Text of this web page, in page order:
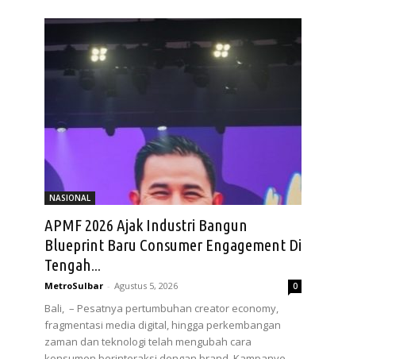
NASIONAL
APMF 2026 Ajak Industri Bangun
Blueprint Baru Consumer Engagement Di
Tengah...
MetroSulbar - Agustus 5, 2026 0
Bali, – Pesatnya pertumbuhan creator economy,
fragmentasi media digital, hingga perkembangan
zaman dan teknologi telah mengubah cara